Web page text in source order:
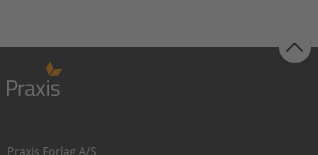
Praxis Forlag A/S